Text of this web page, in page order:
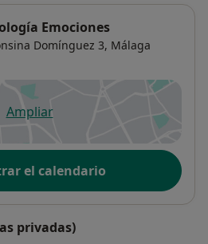
Emociones
Domínguez 3, Málaga
Ampliarse abre en una nueva
el calendario
privadas)